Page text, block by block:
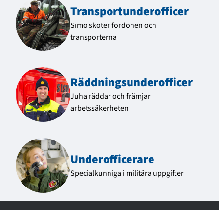
Transport­underofficer
Simo sköter fordonen och
transporterna
Räddnings­underofficer
Juha räddar och främjar
arbetssäkerheten
Underofficerare
Specialkunniga i militära uppgifter